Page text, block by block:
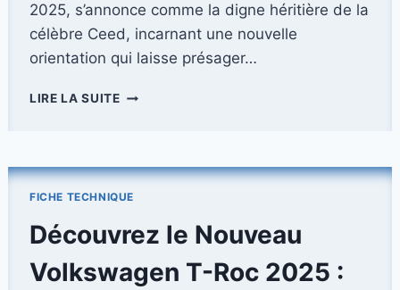
2025, s’annonce comme la digne héritière de la
célèbre Ceed, incarnant une nouvelle
orientation qui laisse présager…
LIRE LA SUITEKIA
LA
SUCCÈDE
LA
FICHE TECHNIQUE
Découvrez le Nouveau
Volkswagen T-Roc 2025 :